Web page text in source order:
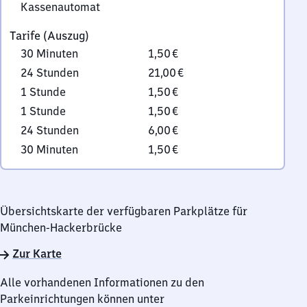
Kassenautomat
Tarife (Auszug)
30 Minuten
1,50 €
24 Stunden
21,00 €
1 Stunde
1,50 €
1 Stunde
1,50 €
24 Stunden
6,00 €
30 Minuten
1,50 €
Übersichtskarte der verfügbaren Parkplätze für
München-Hackerbrücke
Zur Karte
Alle vorhandenen Informationen zu den
Parkeinrichtungen können unter